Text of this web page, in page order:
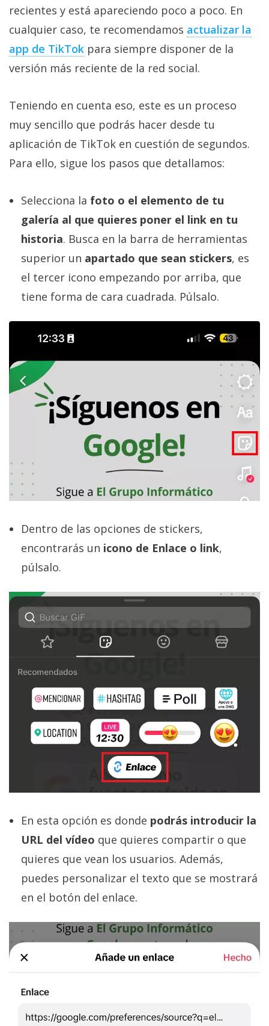
recientes y está apareciendo poco a poco. En
cualquier caso, te recomendamos actualizar la
app de TikTok‎ para siempre disponer de la
versión más reciente de la red social.
Teniendo en cuenta eso, este es un proceso
muy sencillo que podrás hacer desde tu
aplicación de TikTok en cuestión de segundos.
Para ello, sigue los pasos que detallamos:
Selecciona la foto o el elemento de tu
galería al que quieres poner el link en tu
historia. Busca en la barra de herramientas
superior un apartado que sean stickers, es
el tercer icono empezando por arriba, que
tiene forma de cara cuadrada. Púlsalo.
Dentro de las opciones de stickers,
encontrarás un icono de Enlace o link,
púlsalo.
En esta opción es donde podrás introducir la
URL del vídeo que quieres compartir o que
quieres que vean los usuarios. Además,
puedes personalizar el texto que se mostrará
en el botón del enlace.